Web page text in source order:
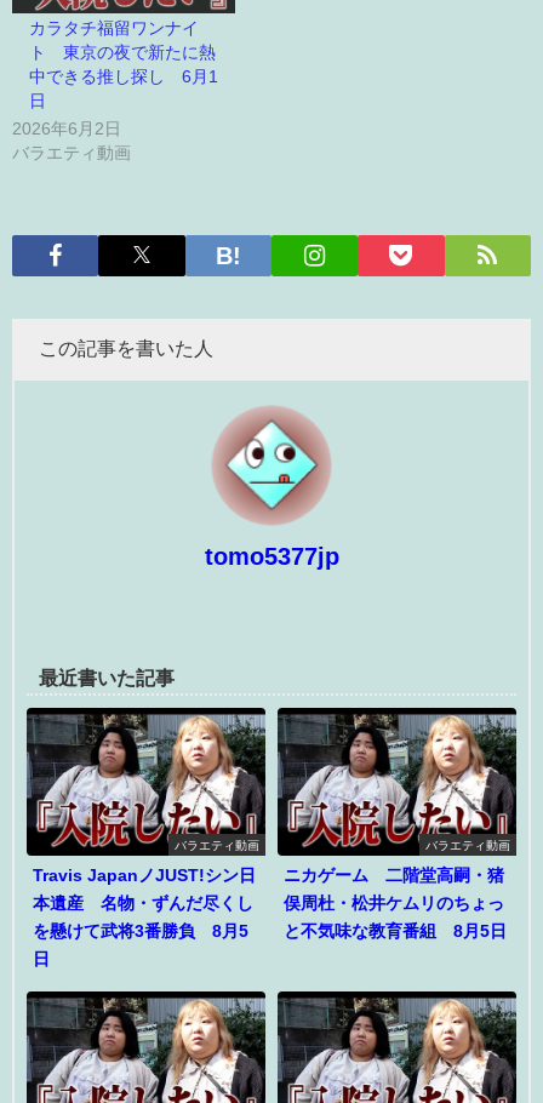
カラタチ福留ワンナイ
ト 東京の夜で新たに熱
中できる推し探し 6月1
日
2026年6月2日
バラエティ動画
この記事を書いた人
tomo5377jp
最近書いた記事
バラエティ動画
Travis JapanノJUST!シン日
本遺産 名物・ずんだ尽くし
を懸けて武将3番勝負 8月5
日
バラエティ動画
ニカゲーム 二階堂高嗣・猪
俣周杜・松井ケムリのちょっ
と不気味な教育番組 8月5日